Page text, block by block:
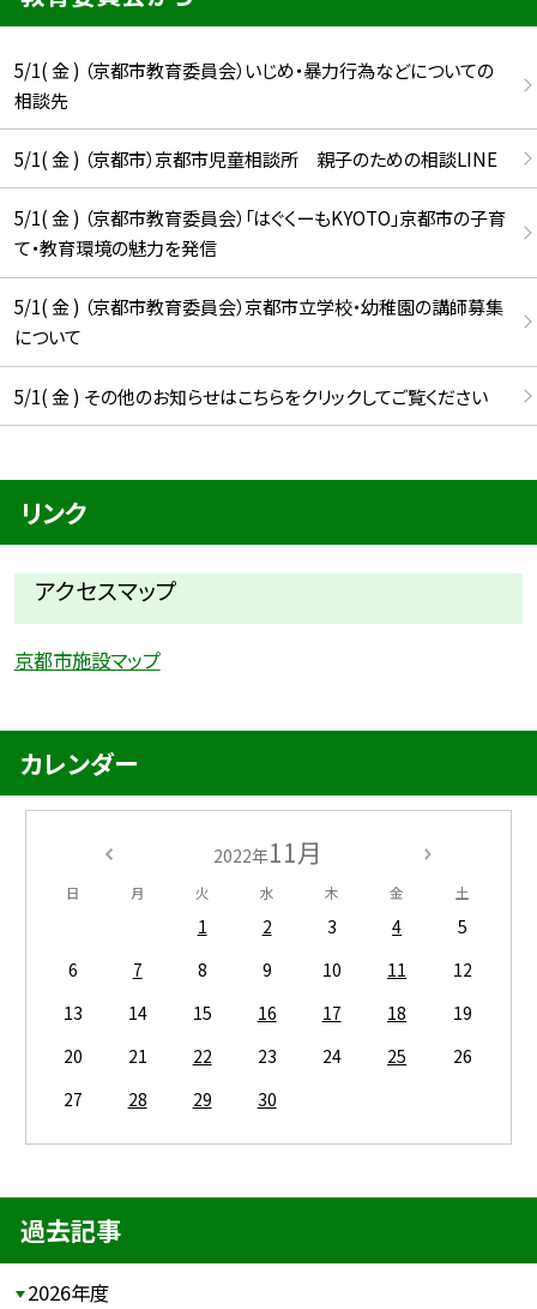
5/1( 金 ) （京都市教育委員会）いじめ・暴力行為などについての
相談先
5/1( 金 ) （京都市）京都市児童相談所 親子のための相談LINE
5/1( 金 ) （京都市教育委員会）「はぐくーもKYOTO」京都市の子育
て・教育環境の魅力を発信
5/1( 金 ) （京都市教育委員会）京都市立学校・幼稚園の講師募集
について
5/1( 金 ) その他のお知らせはこちらをクリックしてご覧ください
リンク
アクセスマップ
京都市施設マップ
カレンダー
2022年11月
日 月 火 水 木 金 土
1 2 3 4
5
6
7 8 9 10 11
12
13
14 15 16 17 18
19
20
21 22 23 24 25
26
27
28 29 30
過去記事
2026年度